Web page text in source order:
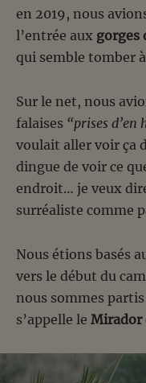
en 2019, nous
l’entrée aux gorges
qui semble tomber
Sur le net, nous
falaises “prises d’en
voulait aller voir ça
dingue de voir ce
endroit… je veux
surréaliste comme
Nous étions basés
vers le début du
nous sommes
s’appelle le Mirador